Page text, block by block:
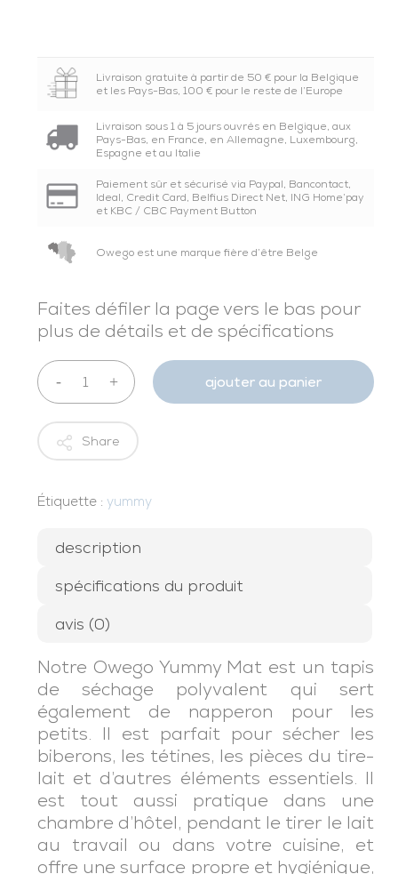
Livraison gratuite à partir de 50 € pour la Belgique
et les Pays-Bas, 100 € pour le reste de l’Europe
Livraison sous 1 à 5 jours ouvrés en Belgique, aux
Pays-Bas, en France, en Allemagne, Luxembourg,
Espagne et au Italie
Paiement sûr et sécurisé via Paypal, Bancontact,
Ideal, Credit Card, Belfius Direct Net, ING Home’pay
et KBC / CBC Payment Button
Owego est une marque fière d’être Belge
Faites défiler la page vers le bas pour
plus de détails et de spécifications
ajouter au panier
Share
Étiquette : yummy
description
spécifications du produit
avis (0)
Notre Owego Yummy Mat est un tapis
de séchage polyvalent qui sert
également de napperon pour les
petits. Il est parfait pour sécher les
biberons, les tétines, les pièces du tire-
lait et d’autres éléments essentiels. Il
est tout aussi pratique dans une
chambre d’hôtel, pendant le tirer le lait
au travail ou dans votre cuisine, et
offre une surface propre et hygiénique,